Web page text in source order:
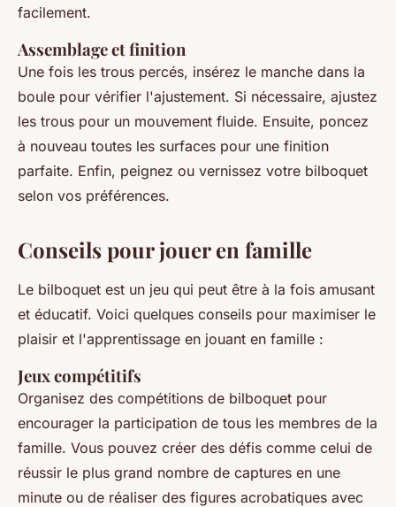
facilement.
Assemblage et finition
Une fois les trous percés, insérez le manche dans la
boule pour vérifier l'ajustement. Si nécessaire, ajustez
les trous pour un mouvement fluide. Ensuite, poncez
à nouveau toutes les surfaces pour une finition
parfaite. Enfin, peignez ou vernissez votre bilboquet
selon vos préférences.
Conseils pour jouer en famille
Le bilboquet est un jeu qui peut être à la fois amusant
et éducatif. Voici quelques conseils pour maximiser le
plaisir et l'apprentissage en jouant en famille :
Jeux compétitifs
Organisez des compétitions de bilboquet pour
encourager la participation de tous les membres de la
famille. Vous pouvez créer des défis comme celui de
réussir le plus grand nombre de captures en une
minute ou de réaliser des figures acrobatiques avec